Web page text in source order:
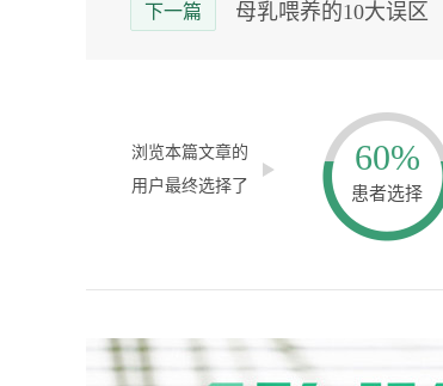
下一篇 母乳喂养的10大误区
浏览本篇文章的
用户最终选择了
60%
患者选择